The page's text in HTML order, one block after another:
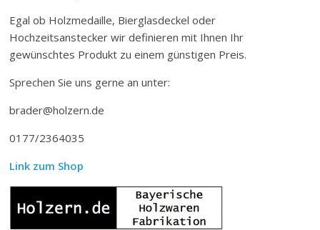
Egal ob Holzmedaille, Bierglasdeckel oder
Hochzeitsanstecker wir definieren mit Ihnen Ihr
gewünschtes Produkt zu einem günstigen Preis.
Sprechen Sie uns gerne an unter:
brader@holzern.de
0177/2364035
Link zum Shop